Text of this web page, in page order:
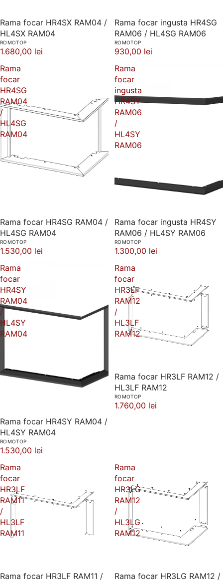
Rama focar HR4SX RAM04 /
HL4SX RAM04
ROMOTOP
1.680,00 lei
Rama focar ingusta HR4SG
RAM06 / HL4SG RAM06
ROMOTOP
930,00 lei
Rama
focar
HR4SG
RAM04
/
HL4SG
RAM04
Rama focar HR4SG RAM04 /
HL4SG RAM04
ROMOTOP
1.530,00 lei
Rama
focar
ingusta
HR4SY
RAM06
/
HL4SY
RAM06
Rama focar ingusta HR4SY
RAM06 / HL4SY RAM06
ROMOTOP
1.300,00 lei
Rama
focar
HR4SY
RAM04
/
HL4SY
RAM04
Rama focar HR4SY RAM04 /
HL4SY RAM04
ROMOTOP
1.530,00 lei
Rama
focar
HR3LF
RAM12
/
HL3LF
RAM12
Rama focar HR3LF RAM12 /
HL3LF RAM12
ROMOTOP
1.760,00 lei
Rama
focar
HR3LF
RAM11
/
HL3LF
RAM11
Rama focar HR3LF RAM11 /
Rama
focar
HR3LG
RAM12
/
HL3LG
RAM12
Rama focar HR3LG RAM12 /